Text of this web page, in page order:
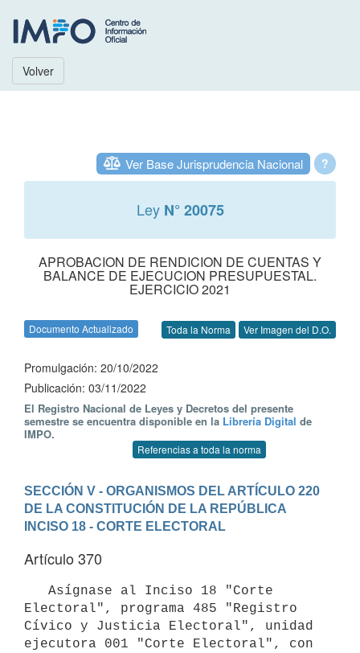
Volver
?
Ver Base Jurisprudencia Nacional
Ley N° 20075
APROBACION DE RENDICION DE CUENTAS Y
BALANCE DE EJECUCION PRESUPUESTAL.
EJERCICIO 2021
Documento Actualizado Toda la Norma Ver Imagen del D.O.
Promulgación: 20/10/2022
Publicación: 03/11/2022
El Registro Nacional de Leyes y Decretos del presente
semestre se encuentra disponible en la Librería Digital de
IMPO.
Referencias a toda la norma
SECCIÓN V - ORGANISMOS DEL ARTÍCULO 220
DE LA CONSTITUCIÓN DE LA REPÚBLICA
INCISO 18 - CORTE ELECTORAL
Artículo 370
Electoral", programa 485 "Registro
Cívico y Justicia Electoral", unidad
ejecutora 001 "Corte Electoral", con